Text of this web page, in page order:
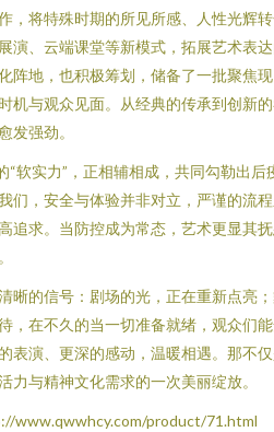
，将特殊时期的所见所感、人性光辉
演、云端课堂等新模式，拓展艺术表
阵地，也积极筹划，储备了一批聚焦现
机与观众见面。从经典的传承到创新
发强劲。
“软实力”，正相辅相成，共同勾勒出后
们，安全与体验并非对立，严谨的流
追求。当防控成为常态，艺术更显其
晰的信号：剧场的光，正在重新点亮
，在不久的当一切准备就绪，观众们
表演、更深的感动，温暖相遇。那不
与精神文化需求的一次美丽绽放。
www.qwwhcy.com/product/71.html